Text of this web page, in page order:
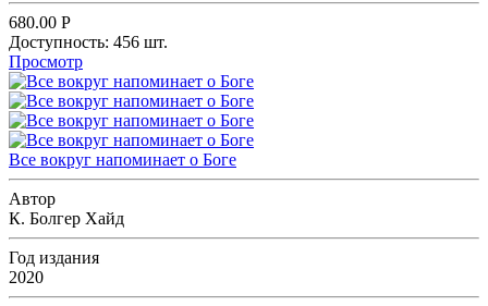
680.00 Р
Доступность: 456 шт.
Просмотр
Все вокруг напоминает о Боге
Автор
К. Болгер Хайд
Год издания
2020